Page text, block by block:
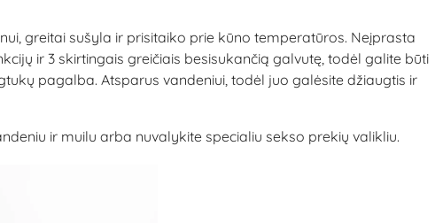
greitai sušyla ir prisitaiko prie kūno temperatūros. Neįprasta
ir 3 skirtingais greičiais besisukančią galvutę, todėl galite būti
pagalba. Atsparus vandeniui, todėl juo galėsite džiaugtis ir
ir muilu arba nuvalykite specialiu sekso prekių valikliu.